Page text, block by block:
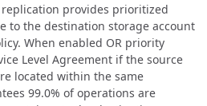
provides prioritized
to the destination storage account
When enabled OR priority
Level Agreement if the source
located within the same
99.0% of operations are